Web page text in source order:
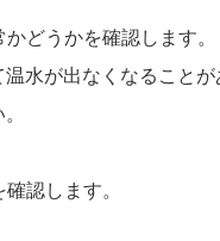
どうかを確認します。
水が出なくなることが
認します。